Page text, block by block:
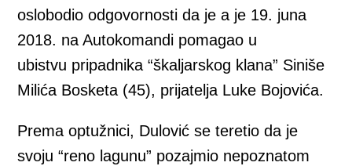
oslobodio odgovornosti da je a je 19. juna
2018. na Autokomandi pomagao u
ubistvu pripadnika “škaljarskog klana” Siniše
Milića Bosketa (45), prijatelja Luke Bojovića.
Prema optužnici, Dulović se teretio da je
svoju “reno lagunu” pozajmio nepoznatom